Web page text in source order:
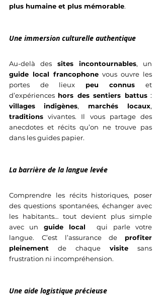
plus humaine et plus mémorable.
Une immersion culturelle authentique
Au-delà des sites incontournables
guide local francophone vous ouvre les
portes de lieux peu connus et
d’expériences hors des sentiers battus
villages
indigènes, marchés locaux
traditions vivantes. Il vous partage des
anecdotes et récits qu’on ne trouve pas
dans les guides papier.
La barrière de la langue levée
Comprendre les récits historiques, poser
des questions spontanées, échanger avec
les habitants… tout devient plus simple
avec un guide local
qui parle votre
langue. C’est l’assurance de profiter
pleinement de chaque visite sans
frustration ni incompréhension.
Une aide logistique précieuse